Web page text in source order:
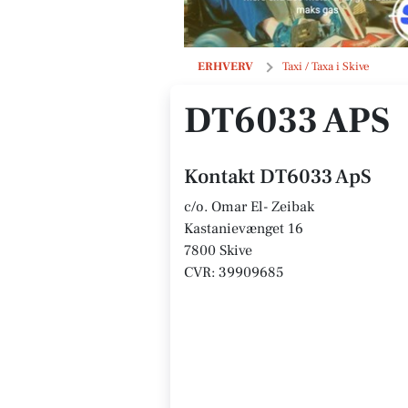
ERHVERV Taxi / Taxa i Skive
DT6033 ApS
DT6033 APS
Kontakt DT6033 ApS
c/o. Omar El- Zeibak
Kastanievænget 16
7800 Skive
CVR: 39909685